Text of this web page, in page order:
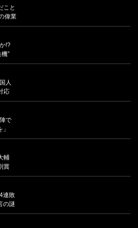
こと
偉業
!?
”
人
応
で
輔
賞
連敗
の謎